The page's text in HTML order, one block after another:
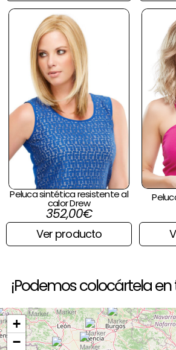
Peluca sintética resistente al
calor Drew
352,00€
Ver producto
¡Podemos colocártela
+
−